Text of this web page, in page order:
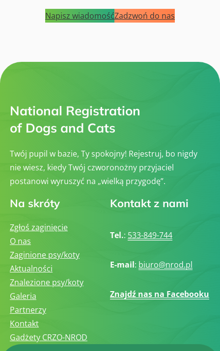
Napisz wiadomośćZadzwoń do nas
National Registration
of Dogs and Cats
Twój pupil w bazie, Ty spokojny! Rejestruj, bo nigdy
nie wiesz, kiedy Twój czworonożny przyjaciel
postanowi wyruszyć na „wielką przygodę”.
Na skróty
Zgłoś zaginięcie
O nas
Zaginione psy/koty
Aktualności
Znalezione psy/koty
Galeria
Partnerzy
Kontakt
Gadżety CRZO-NROD
Kontakt z nami
Tel.: 533-849-744
E-mail: biuro@nrod.pl
Znajdź nas na Facebooku